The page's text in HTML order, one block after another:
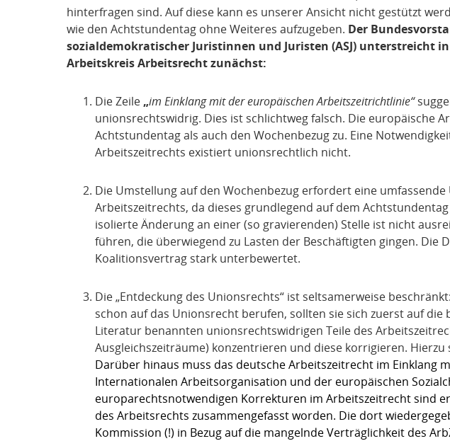
hinterfragen sind. Auf diese kann es unserer Ansicht nicht gestützt
wie den Achtstundentag ohne Weiteres aufzugeben. Der
sozialdemokratischer Juristinnen und Juristen (ASJ) unterstreicht
Arbeitskreis Arbeitsrecht zunächst:
Die Zeile „im Einklang mit der europäischen Arbeitszeitrichtlinie“
unionsrechtswidrig. Dies ist schlichtweg falsch. Die europäische
Achtstundentag als auch den Wochenbezug zu. Eine
Arbeitszeitrechts existiert unionsrechtlich nicht.
Die Umstellung auf den Wochenbezug erfordert eine
Arbeitszeitrechts, da dieses grundlegend auf dem
isolierte Änderung an einer (so gravierenden) Stelle ist nicht
führen, die überwiegend zu Lasten der Beschäftigten gingen. Die
Koalitionsvertrag stark unterbewertet.
Die „Entdeckung des Unionsrechts“ ist seltsamerweise
schon auf das Unionsrecht berufen, sollten sie sich zuerst auf
Literatur benannten unionsrechtswidrigen Teile des
Ausgleichszeiträume) konzentrieren und diese korrigieren.
Darüber hinaus muss das deutsche Arbeitszeitrecht im Einklang
Internationalen Arbeitsorganisation und der europäischen
europarechtsnotwendigen Korrekturen im Arbeitszeitrecht sind
des Arbeitsrechts zusammengefasst worden. Die dort
Kommission (!) in Bezug auf die mangelnde Verträglichkeit des